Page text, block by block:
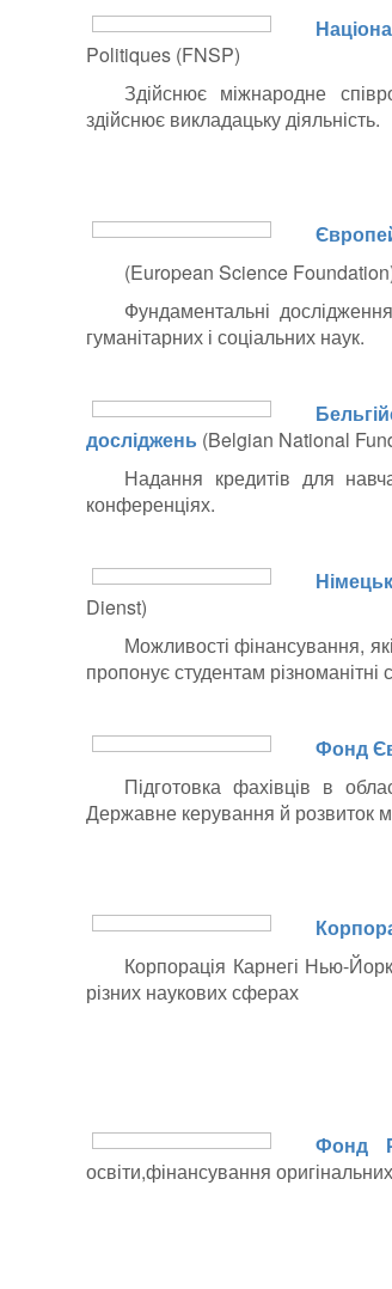
Politiques (FNSP)
Здійснює міжнародне
здійснює викладацьку діяльність.
(European Science
Фундаментальні
гуманітарних і соціальних наук.
досліджень (Belgian National
Надання кредитів для
конференціях.
Dienst)
Можливості фінансування,
пропонує студентам
Фонд
Підготовка фахівців в
Державне керування й розвиток
Корпорація Карнегі Нью-
різних наукових сферах
Фонд
освіти,фінансування